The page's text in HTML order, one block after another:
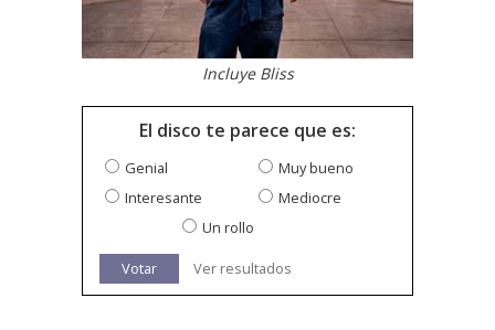
Incluye Bliss
El disco te parece que es:
Genial
Muy bueno
Interesante
Mediocre
Un rollo
Votar Ver resultados